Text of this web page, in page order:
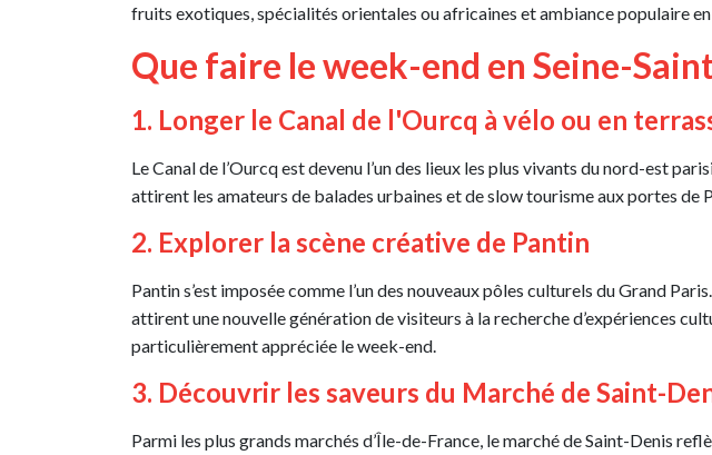
fruits exotiques, spécialités orientales ou africaines et ambiance populaire
Que faire le week-end en Seine-
1. Longer le Canal de l'Ourcq à vélo ou en
Le Canal de l’Ourcq est devenu l’un des lieux les plus vivants du nord-est
attirent les amateurs de balades urbaines et de slow tourisme aux portes de
2. Explorer la scène créative de Pantin
Pantin s’est imposée comme l’un des nouveaux pôles culturels du Grand
attirent une nouvelle génération de visiteurs à la recherche d’expériences
particulièrement appréciée le week-end.
3. Découvrir les saveurs du Marché de Saint-
Parmi les plus grands marchés d’Île-de-France, le marché de Saint-Denis